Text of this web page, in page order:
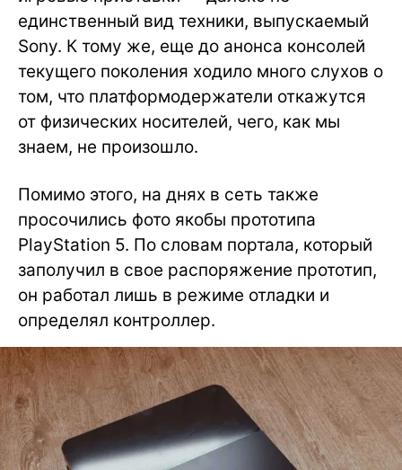
единственный вид техники, выпускаемый
Sony. К тому же, еще до анонса консолей
текущего поколения ходило много слухов о
том, что платформодержатели откажутся
от физических носителей, чего, как мы
знаем, не произошло.
Помимо этого, на днях в сеть также
просочились фото якобы прототипа
PlayStation 5. По словам портала, который
заполучил в свое распоряжение прототип,
он работал лишь в режиме отладки и
определял контроллер.